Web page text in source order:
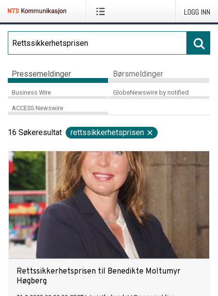
LOGG INN
Pressemeldinger Børsmeldinger
Business Wire GlobeNewswire by notified
ACCESS Newswire
16 Søkeresultat rettssikkerhetsprisen
Rettssikkerhetsprisen til Benedikte Moltumyr
Høgberg